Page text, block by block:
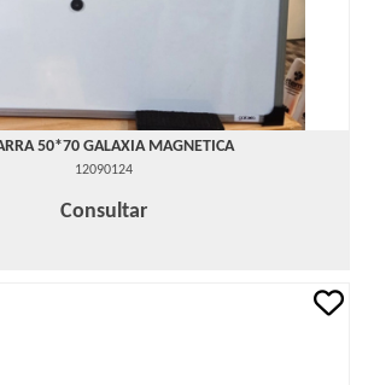
50*70 GALAXIA MAGNETICA
12090124
Consultar